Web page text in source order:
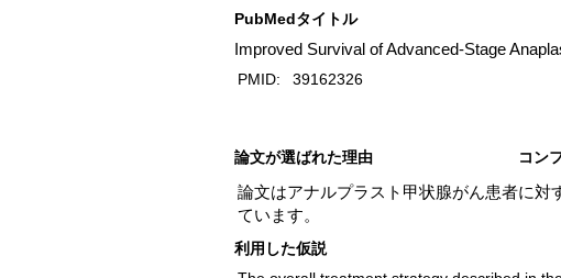
PubMedタイトル
Improved Survival of Advanced-Stage
PMID: 39162326
​論文が選ばれた理由 コン
論文はアナルプラスト甲状腺がん患者に
ています。
利用した仮説